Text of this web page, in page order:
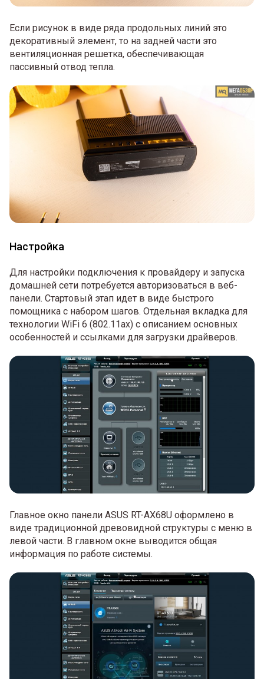
Если рисунок в виде ряда продольных линий это
декоративный элемент, то на задней части это
вентиляционная решетка, обеспечивающая
пассивный отвод тепла.
Настройка
Для настройки подключения к провайдеру и запуска
домашней сети потребуется авторизоваться в веб-
панели. Стартовый этап идет в виде быстрого
помощника с набором шагов. Отдельная вкладка для
технологии WiFi 6 (802.11ax) с описанием основных
особенностей и ссылками для загрузки драйверов.
Главное окно панели ASUS RT-AX68U оформлено в
виде традиционной древовидной структуры с меню в
левой части. В главном окне выводится общая
информация по работе системы.